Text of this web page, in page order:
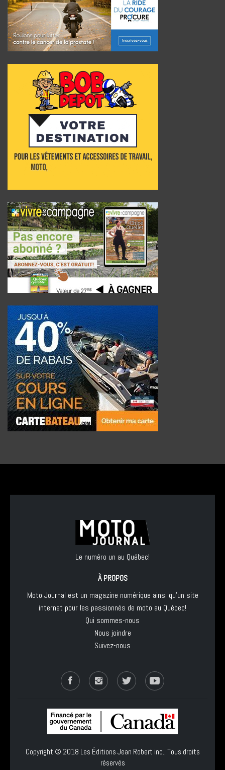
Le numéro un au Québec!
À PROPOS
Moto Journal est un magazine numérique ainsi qu'un site
internet pour les passionnés de moto au Québec!
Qui sommes-nous
Nous joindre
Suivez-nous
Copyright © 2018 Les Éditions Jean Robert inc., Tous droits
réservés